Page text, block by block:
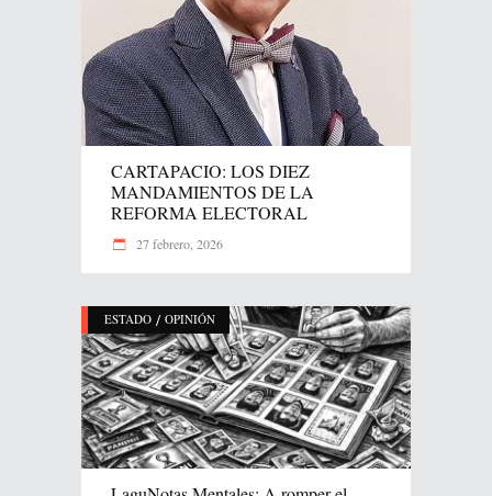
CARTAPACIO: LOS DIEZ
MANDAMIENTOS DE LA
REFORMA ELECTORAL
27 febrero, 2026
ESTADO / OPINIÓN